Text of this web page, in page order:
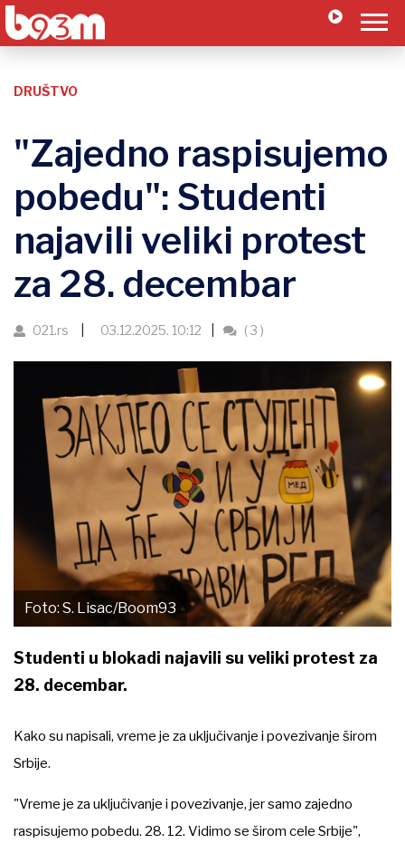
DRUŠTVO
"Zajedno raspisujemo
pobedu": Studenti
najavili veliki protest
za 28. decembar
021.rs 03.12.2025. 10:12 ( 3 )
Foto: S. Lisac/Boom93
Studenti u blokadi najavili su veliki protest za
28. decembar.
Kako su napisali, vreme je za uključivanje i povezivanje širom
Srbije.
"Vreme je za uključivanje i povezivanje, jer samo zajedno
raspisujemo pobedu. 28. 12. Vidimo se širom cele Srbije",